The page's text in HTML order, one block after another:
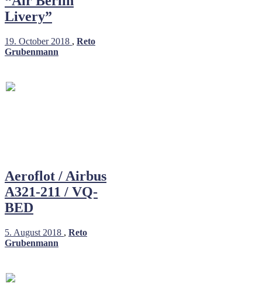
Livery”
19. October 2018 , Reto
Grubenmann
Aeroflot / Airbus
A321-211 / VQ-
BED
5. August 2018 , Reto
Grubenmann